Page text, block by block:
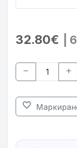
32.80€ |
remove add
favorite_border